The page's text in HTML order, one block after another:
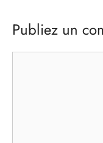
Publiez un